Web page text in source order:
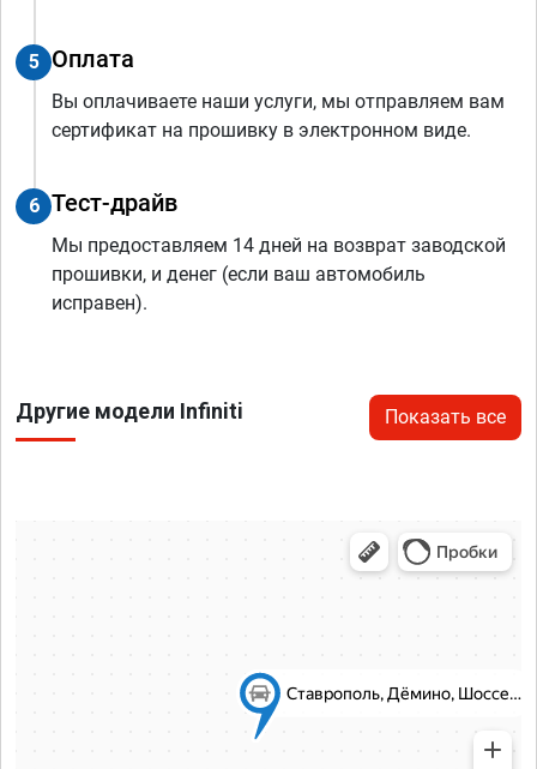
5 Оплата
Вы оплачиваете наши услуги, мы отправляем вам
сертификат на прошивку в электронном виде.
6 Тест-драйв
Мы предоставляем 14 дней на возврат заводской
прошивки, и денег (если ваш автомобиль
исправен).
Другие модели Infiniti Показать все